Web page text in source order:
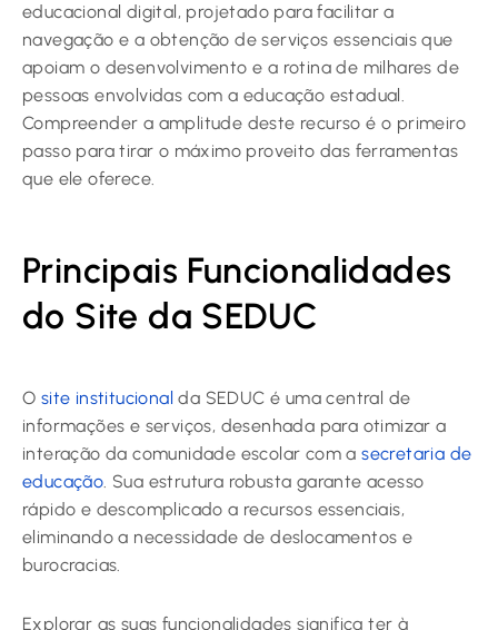
educacional digital, projetado para facilitar a
navegação e a obtenção de serviços essenciais que
apoiam o desenvolvimento e a rotina de milhares de
pessoas envolvidas com a educação estadual.
Compreender a amplitude deste recurso é o primeiro
passo para tirar o máximo proveito das ferramentas
que ele oferece.
Principais Funcionalidades
do Site da SEDUC
O site institucional da SEDUC é uma central de
informações e serviços, desenhada para otimizar a
interação da comunidade escolar com asecretaria de
educação . Sua estrutura robusta garante acesso
rápido e descomplicado a recursos essenciais,
eliminando a necessidade de deslocamentos e
burocracias.
Explorar as suas funcionalidades significa ter à